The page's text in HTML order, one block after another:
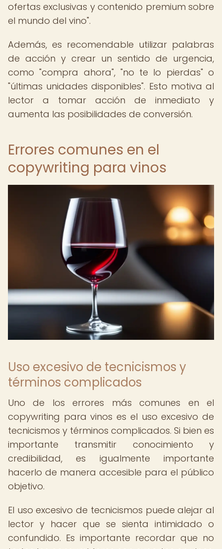
ofertas exclusivas y contenido premium sobre
el mundo del vino".
Además, es recomendable utilizar palabras
de acción y crear un sentido de urgencia,
como "compra ahora", "no te lo pierdas" o
"últimas unidades disponibles". Esto motiva al
lector a tomar acción de inmediato y
aumenta las posibilidades de conversión.
Errores comunes en el
copywriting para vinos
Uso excesivo de tecnicismos y
términos complicados
Uno de los errores más comunes en el
copywriting para vinos es el uso excesivo de
tecnicismos y términos complicados. Si bien es
importante transmitir conocimiento y
credibilidad, es igualmente importante
hacerlo de manera accesible para el público
objetivo.
El uso excesivo de tecnicismos puede alejar al
lector y hacer que se sienta intimidado o
confundido. Es importante recordar que no